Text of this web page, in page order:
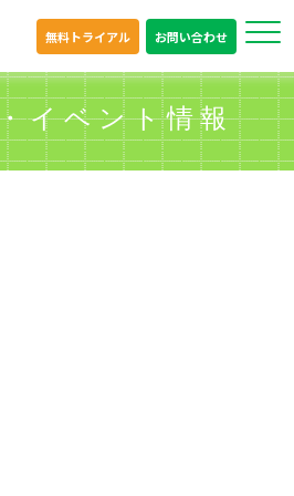
無料トライアル お問い合わせ
イベント情報